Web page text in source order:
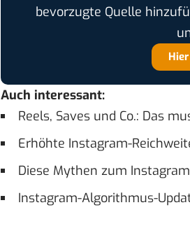
bevorzugte Quelle
Auch interessant:
Reels, Saves und Co.: Das
Erhöhte Instagram-
Diese Mythen zum
Instagram-Algorithmus-